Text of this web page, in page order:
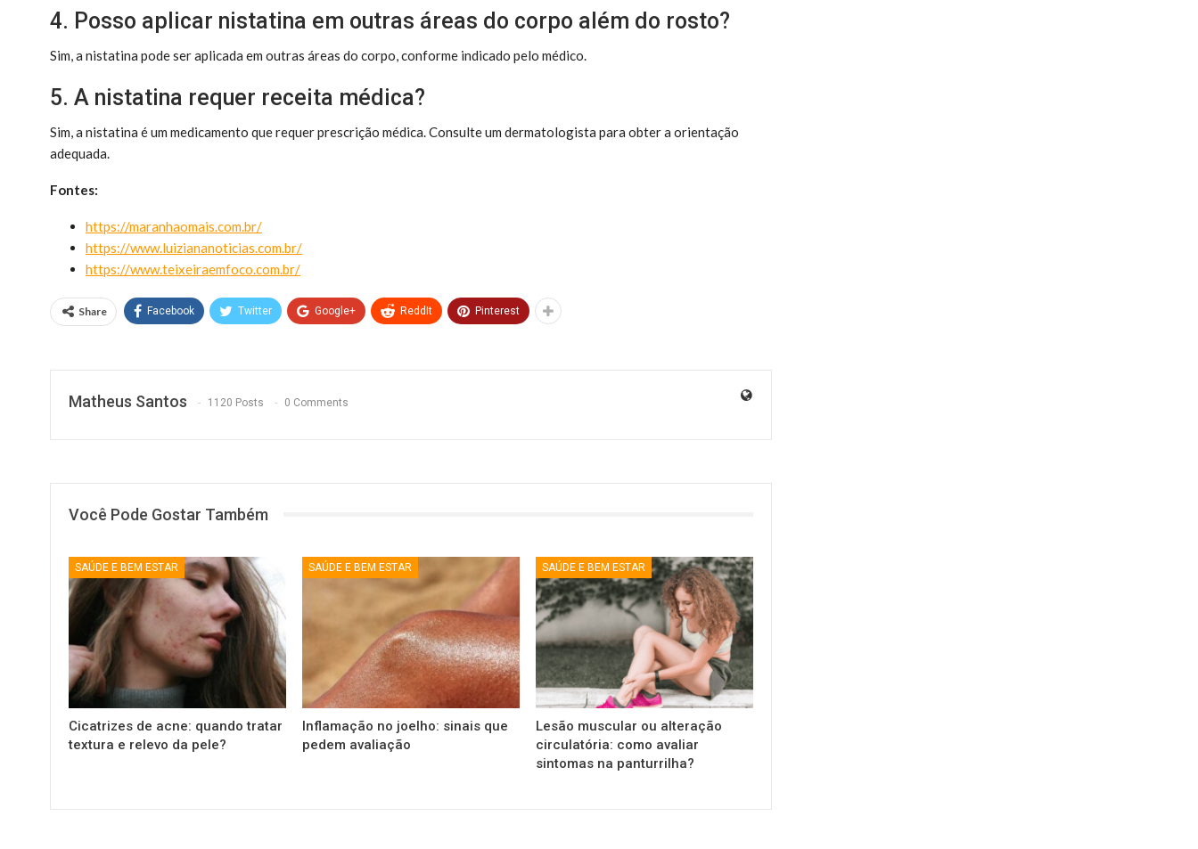
4. Posso aplicar nistatina em outras áreas do corpo além do rosto?
Sim, a nistatina pode ser aplicada em outras áreas do corpo, conforme indicado pelo médico.
5. A nistatina requer receita médica?
Sim, a nistatina é um medicamento que requer prescrição médica. Consulte um dermatologista para obter a orientação
adequada.
Fontes:
https://maranhaomais.com.br/
https://www.luiziananoticias.com.br/
https://www.teixeiraemfoco.com.br/
Share Facebook Twitter Google+ ReddIt Pinterest
Matheus Santos 1120 Posts 0 Comments
Você Pode Gostar Também
SAÚDE E BEM ESTAR
Cicatrizes de acne: quando tratar
textura e relevo da pele?
SAÚDE E BEM ESTAR
Inflamação no joelho: sinais que
pedem avaliação
SAÚDE E BEM ESTAR
Lesão muscular ou alteração
circulatória: como avaliar
sintomas na panturrilha?